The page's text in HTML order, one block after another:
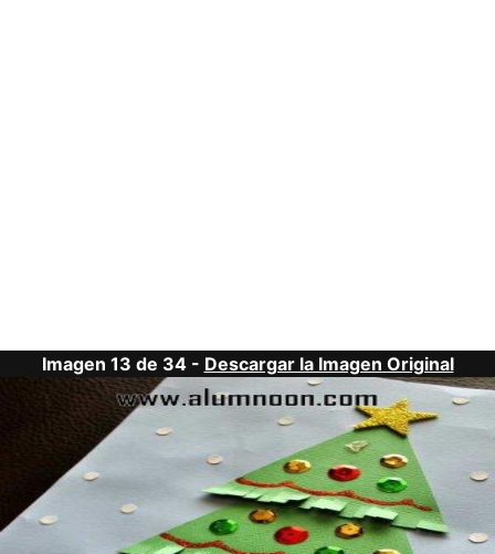
Imagen 13 de 34 - Descargar la Imagen Original